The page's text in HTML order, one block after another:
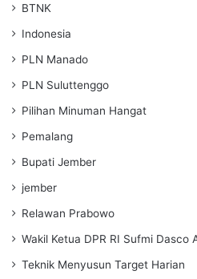
BTNK
Indonesia
PLN Manado
PLN Suluttenggo
Pilihan Minuman Hangat
Pemalang
Bupati Jember
jember
Relawan Prabowo
Wakil Ketua DPR RI Sufmi Dasco
Teknik Menyusun Target Harian